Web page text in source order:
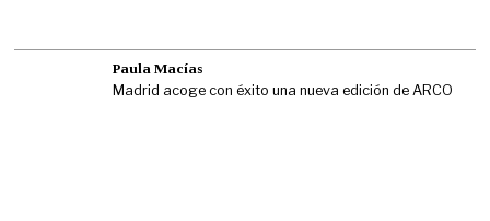
Paula Macías
Madrid acoge con éxito una nueva edición de ARCO